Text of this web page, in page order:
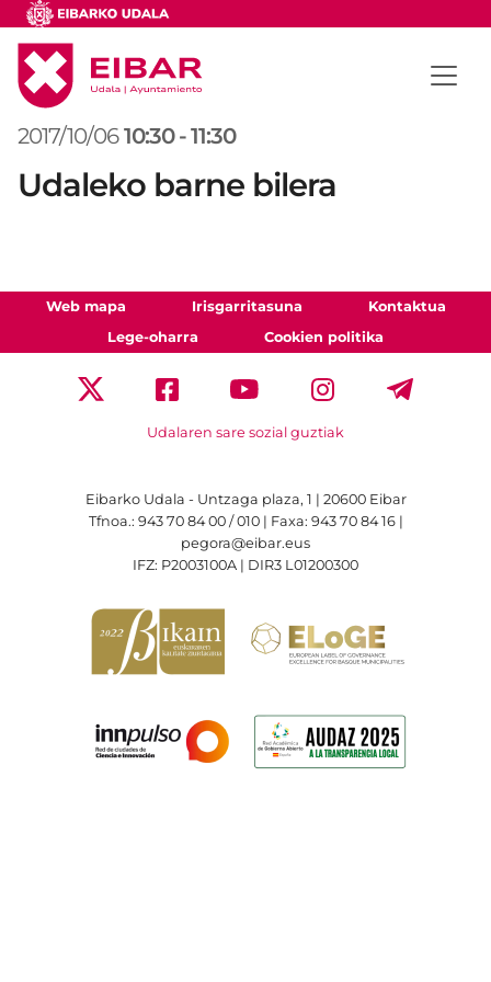
2017/10/06 10:30 -11:30
Udaleko barne bilera
Web mapa Irisgarritasuna
Kontaktua
Lege-oharra
Cookien politika
Udalaren sare sozial guztiak
Eibarko Udala - Untzaga plaza, 1 | 20600 Eibar
Tfnoa.: 943 70 84 00 / 010 | Faxa: 943 70 84 16 |
pegora@eibar.eus
IFZ: P2003100A | DIR3 L01200300